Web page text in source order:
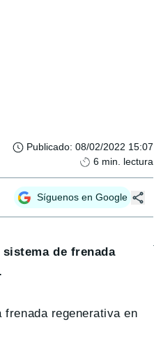
Publicado: 08/02/2022 15:07
6 min. lectura
Síguenos en Google
de frenada
regenerativa en